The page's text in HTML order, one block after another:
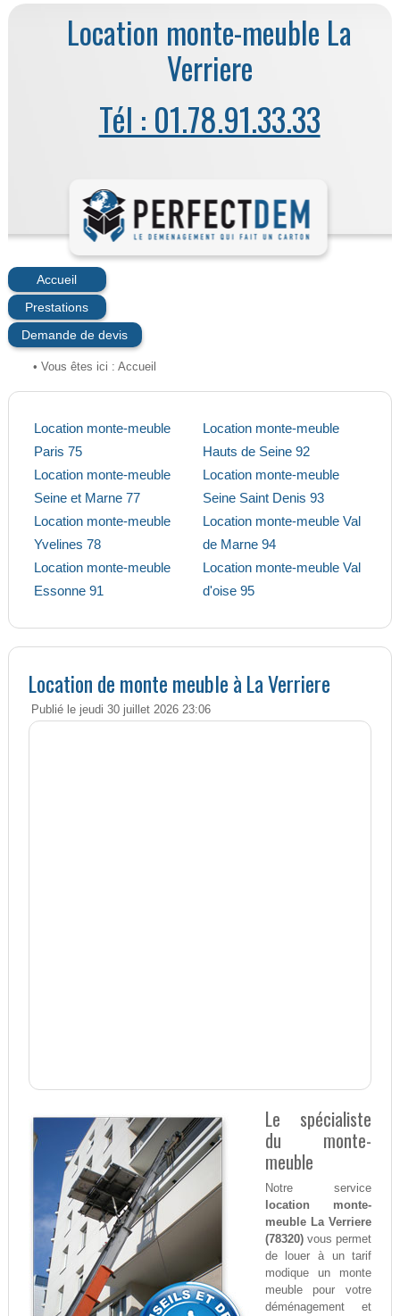
Location monte-meuble La
Verriere
Tél : 01.78.91.33.33
Accueil
Prestations
Demande de devis
• Vous êtes ici : Accueil
Location monte-meuble
Paris 75
Location monte-meuble
Seine et Marne 77
Location monte-meuble
Yvelines 78
Location monte-meuble
Essonne 91
Location monte-meuble
Hauts de Seine 92
Location monte-meuble
Seine Saint Denis 93
Location monte-meuble Val
de Marne 94
Location monte-meuble Val
d'oise 95
Location de monte meuble à La Verriere
Publié le jeudi 30 juillet 2026 23:06
Le spécialiste
du monte-
meuble
Notre service
location monte-
meuble La Verriere
(78320)vous permet
de louer à un tarif
modique un monte
meuble pour votre
déménagement et